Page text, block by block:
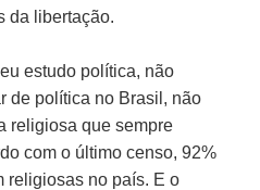
da libertação.
estudo política, não
de política no Brasil, não
religiosa que sempre
com o último censo, 92%
religiosas no país. E o